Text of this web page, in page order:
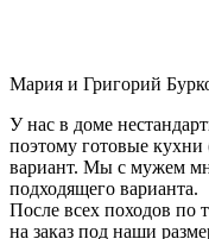
Мария и Григорий
У нас в доме
поэтому готовые
вариант. Мы с мужем
подходящего варианта.
После всех походов по
на заказ под наши